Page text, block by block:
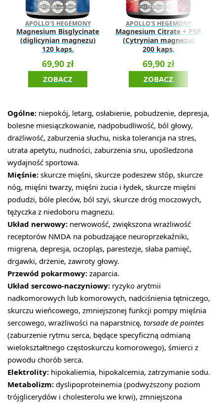
APOLLO'S HEGEMONY
Magnesium Bisglycinate
(diglicynian magnezu)
120 kaps.
69,90 zł
ZOBACZ
APOLLO'S HEGEMONY
Magnesium Citrate + P5P
(Cytrynian magnezu)
200 kaps.
69,90 zł
ZOBACZ
Ogólne: niepokój, letarg, osłabienie, pobudzenie, depresja,
bolesne miesiączkowanie, nadpobudliwość, ból głowy,
drażliwość, zaburzenia słuchu, niska tolerancja na stres,
utrata apetytu, nudności, zaburzenia snu, upośledzona
wydajność sportowa.
Mięśnie: skurcze mięśni, skurcze podeszew stóp, skurcze
nóg, mięśni twarzy, mięśni żucia i łydek, skurcze mięśni
podudzi, bóle pleców, ból szyi, skurcze dróg moczowych,
tężyczka z niedoboru magnezu.
Układ nerwowy: nerwowość, zwiększona wrażliwość
receptorów NMDA na pobudzające neuroprzekaźniki,
migrena, depresja, oczopląs, parestezje, słaba pamięć,
drgawki, drżenie, zawroty głowy.
Przewód pokarmowy: zaparcia.
Układ sercowo-naczyniowy: ryzyko arytmii
nadkomorowych lub komorowych, nadciśnienia tętniczego,
skurczu wieńcowego, zmniejszonej funkcji pompy mięśnia
sercowego, wrażliwości na naparstnicę, torsade de pointes
(zaburzenie rytmu serca, będące specyficzną odmianą
wielokształtnego częstoskurczu komorowego), śmierci z
powodu chorób serca.
Elektrolity: hipokaliemia, hipokalcemia, zatrzymanie sodu.
Metabolizm: dyslipoproteinemia (podwyższony poziom
trójglicerydów i cholesterolu we krwi), zmniejszona